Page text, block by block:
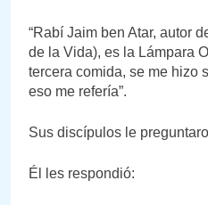
“Rabí Jaim ben Atar, autor
de la Vida), es la Lámpara
tercera comida, se me hizo
eso me refería”.
Sus discípulos le
Él les respondió: